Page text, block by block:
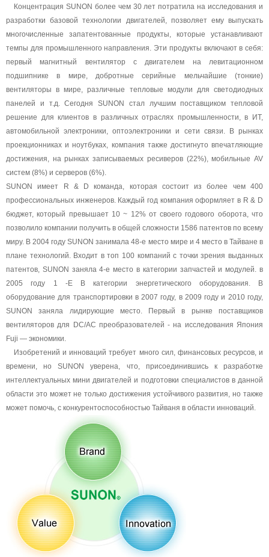
Концентрация SUNON более чем 30 лет потратила на исследования и
разработки базовой технологии двигателей, позволяет ему выпускать
многочисленные запатентованные продукты, которые устанавливают
темпы для промышленного направления. Эти продукты включают в себя:
первый магнитный вентилятор с двигателем на левитационном
подшипнике в мире, добротные серийные мельчайшие (тонкие)
вентиляторы в мире, различные тепловые модули для светодиодных
панелей и т.д. Сегодня SUNON стал лучшим поставщиком тепловой
решение для клиентов в различных отраслях промышленности, в ИТ,
автомобильной электроники, оптоэлектроники и сети связи. В рынках
проекционниках и ноутбуках, компания также достигнуто впечатляющие
достижения, на рынках записываемых ресиверов (22%), мобильные AV
систем (8%) и серверов (6%).
SUNON имеет R & D команда, которая состоит из более чем 400
профессиональных инженеров. Каждый год компания оформляет в R & D
бюджет, который превышает 10 ~ 12% от своего годового оборота, что
позволило компании получить в общей сложности 1586 патентов по всему
миру. В 2004 годуSUNONзанимала 48-е место мире и 4 место в Тайване в
плане технологий. Входит в топ 100 компаний с точки зрения выданных
патентов, SUNON заняла 4-е место в категории запчастей и модулей. в
2005 году 1 -Е В категории энергетического оборудования. В
оборудование для транспортировки в 2007 году, в 2009 году и 2010 году,
SUNON заняла лидирующие место. Первый в рынке поставщиков
вентиляторов для
DC/AC преобразователей - на исследования Япония
Fuji — экономики.
Изобретений и инноваций требует много сил, финансовых ресурсов, и
времени, но SUNON уверена, что, присоединившись к разработке
интеллектуальных мини двигателей и подготовки специалистов в данной
области это может не только достижения устойчивого развития, но также
может помочь, с конкурентоспособностью Тайваня в области инноваций.